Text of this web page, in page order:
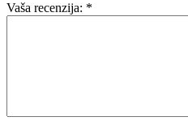
Vaša recenzija: *